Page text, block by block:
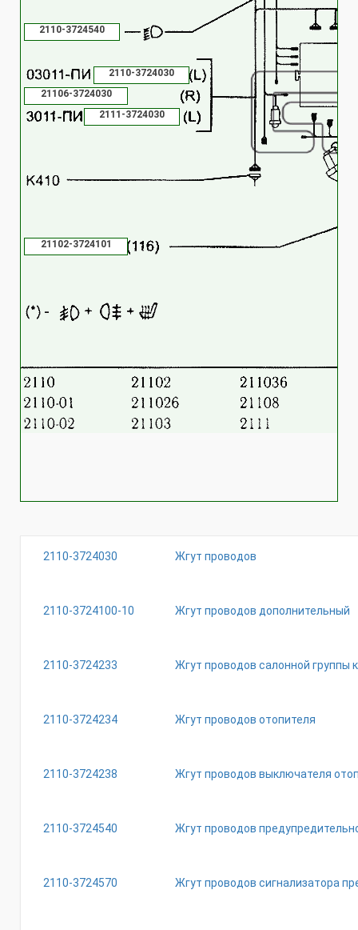
2110-3724030
2110-3724540
21102-3724101
21106-3724030
2111-3724030
2110-3724030 Жгут проводов
2110-3724100-10 Жгут проводов дополнительный
2110-3724233 Жгут проводов салонной группы
2110-3724234 Жгут проводов отопителя
2110-3724238 Жгут проводов выключателя
2110-3724540 Жгут проводов
2110-3724570 Жгут проводов сигнализатора